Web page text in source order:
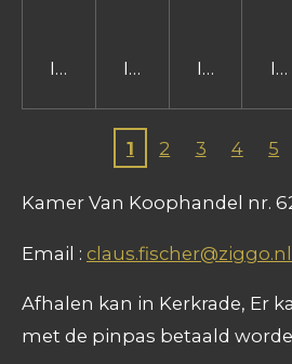
In winkelwagenIn winkelwagen
In In
1 2 3 4 5
Kamer Van Koophandel nr.
Email : claus.fischer@ziggo.nl
Afhalen kan in Kerkrade, Er
met de pinpas betaald